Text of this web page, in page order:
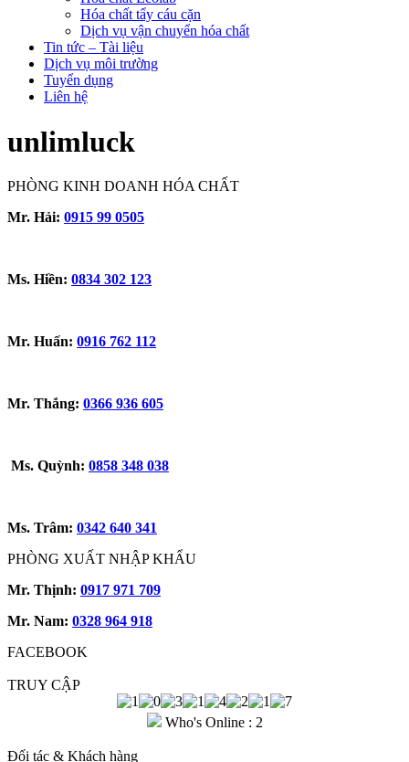
Hóa chất tẩy cáu cặn
Dịch vụ vận chuyển hóa chất
Tin tức – Tài liệu
Dịch vụ môi trường
Tuyển dụng
Liên hệ
unlimluck
PHÒNG KINH DOANH HÓA CHẤT
Mr. Hải: 0915 99 0505
Ms. Hiền: 0834 302 123
Mr. Huấn: 0916 762 112
Mr. Thắng: 0366 936 605
Ms. Quỳnh: 0858 348 038
Ms. Trâm: 0342 640 341
PHÒNG XUẤT NHẬP KHẨU
Mr. Thịnh: 0917 971 709
Mr. Nam: 0328 964 918
FACEBOOK
TRUY CẬP
Who's Online : 2
Đối tác & Khách hàng